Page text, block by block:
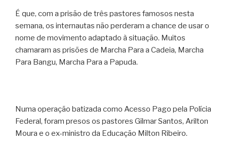
É que, com a prisão de três pastores famosos nesta
semana, os internautas não perderam a chance de usar o
nome de movimento adaptado à situação. Muitos
chamaram as prisões de Marcha Para a Cadeia, Marcha
Para Bangu, Marcha Para a Papuda.
Numa operação batizada como Acesso Pago pela Polícia
Federal, foram presos os pastores Gilmar Santos, Arilton
Moura e o ex-ministro da Educação Milton Ribeiro.